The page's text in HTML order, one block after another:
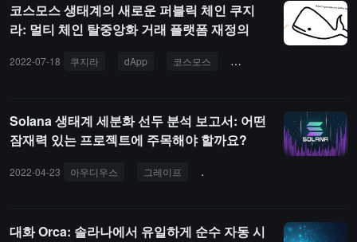
코스모스 생태계의 새로운 퍼블릭 체인 쿠지
라: 멀티 체인 탈중앙화 거래 플랫폼 재정의
2022-07-18 쿠지라 dApp 코스모스 케플러
Solana 생태계 세분화 선두 분석 보고서: 어떤
잠재력 있는 프로젝트에 주목해야 할까요?
2022-04-23 아우디우스 그레이프
대화 Orca: 솔라나에서 유일하게 순수 자동 시